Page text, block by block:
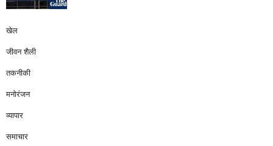
खेल
जीवन शैली
तकनीकी
मनोरंजन
व्यापार
समाचार